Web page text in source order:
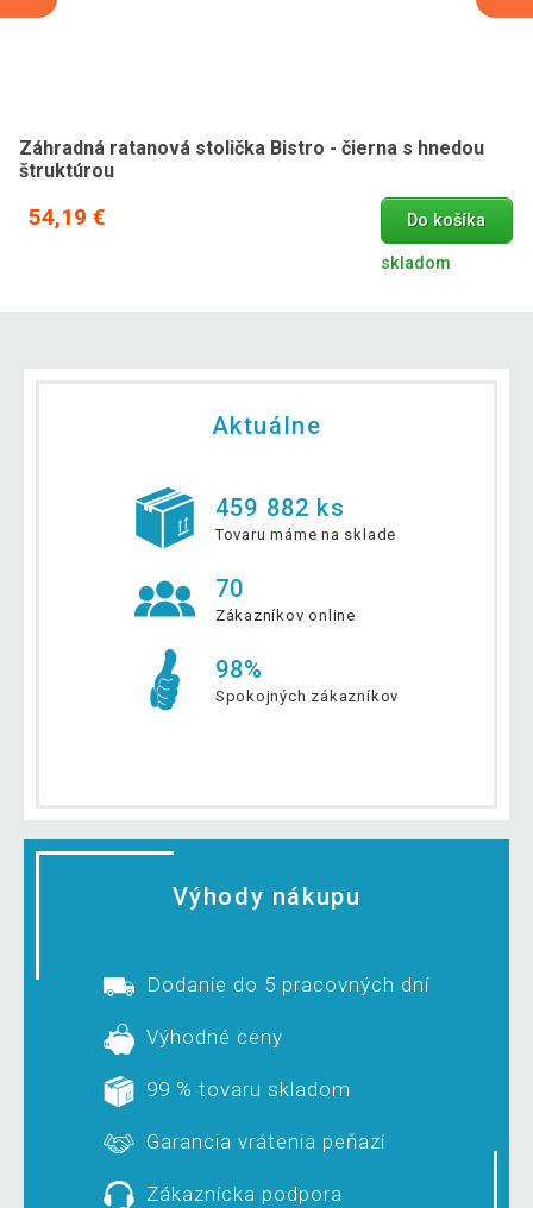
Záhradná ratanová stolička Bistro - čierna s hnedou
štruktúrou
54,19 € Do košíka
skladom
Aktuálne
459 882 ks
Tovaru máme na sklade
70
Zákazníkov online
98%
Spokojných zákazníkov
Výhody nákupu
Dodanie do 5 pracovných dní
Výhodné ceny
99 % tovaru skladom
Garancia vrátenia peňazí
Zákaznícka podpora